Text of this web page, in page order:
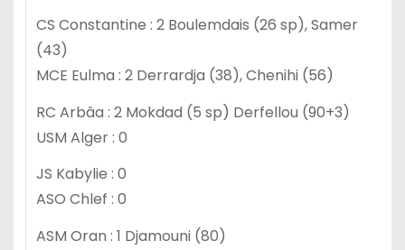
CS Constantine : 2 Boulemdais (26 sp), Samer
(43)
MCE Eulma : 2 Derrardja (38), Chenihi (56)
RC Arbâa : 2 Mokdad (5 sp) Derfellou (90+3)
USM Alger : 0
JS Kabylie : 0
ASO Chlef : 0
ASM Oran : 1 Djamouni (80)